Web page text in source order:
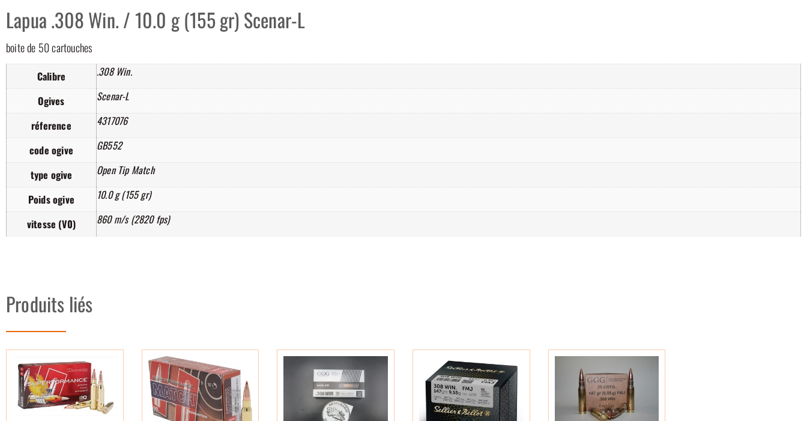
Lapua .308 Win. / 10.0 g (155 gr) Scenar-L
boite de 50 cartouches
Calibre .308 Win.
Ogives Scenar-L
réference 4317076
code ogive GB552
type ogive Open Tip Match
Poids ogive 10.0 g (155 gr)
vitesse (V0) 860 m/s (2820 fps)
Produits liés